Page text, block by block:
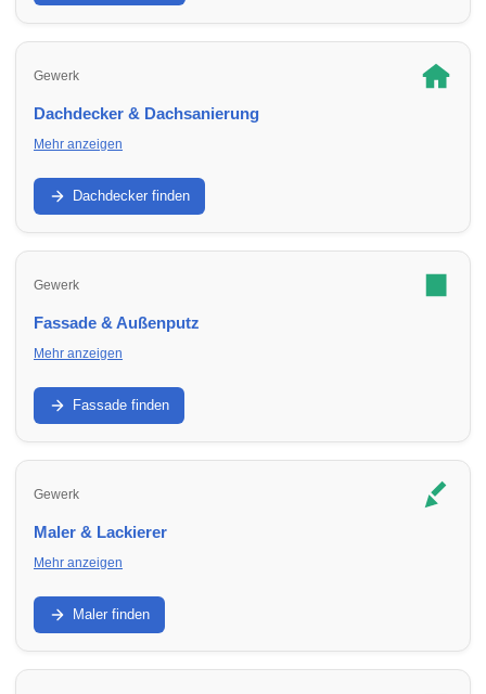
Terrassentüren.
Gewerk
Dachdecker & Dachsanierung
Mehr anzeigen
Dachabdichtung, Dachfenster, Reparatur und
Neueindeckung: Finde Dachdecker in Umbgebungen für
Sanierung und Wartung.
Dachdecker finden
Gewerk
Fassade & Außenputz
Mehr anzeigen
Putz, WDVS, Anstrich und Sanierung: Finde
Fassadenbetriebe in Umbgebungen für Schutz, Optik und
Energieeffizienz.
Fassade finden
Gewerk
Maler & Lackierer
Mehr anzeigen
Innenräume, Fassade, Lacke, Tapezieren: Finde
Malerbetriebe in Umbgebungen für Renovierung und
Sanierung.
Maler finden